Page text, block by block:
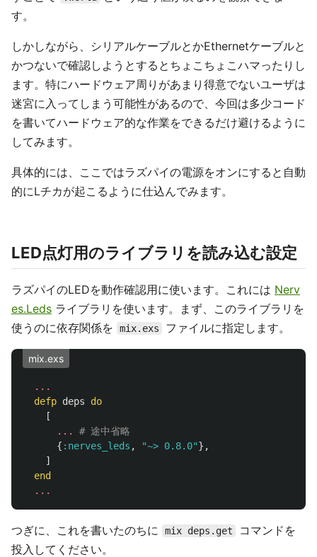
す。
しかしながら、シリアルケーブルとかEthernetケーブルと
かつないで確認しようとするとちょこちょこハマったりし
ます。特にハードウェア周りがあまり得意でないユーザは
迷宮に入ってしまう可能性があるので、今回は多少コード
を書いてハードウェア的な作業をできるだけ避けるように
してみます。
具体的には、ここではラズパイの電源をオンにすると自動
的にLチカが起こるように仕込んでみます。
LED点灯用のライブラリを読み込む設定
ラズパイのLEDを動作確認用に使います。これには Nerv
es.Leds ライブラリを使います。まず、このライブラリを
使うのに依存関係を
mix.exs ファイルに指定します。
mix.exs
...
defp deps
do
[
...
# 途中省略
{ :nerves_leds , "~> 0.8.0"},
]
end
...
つぎに、これを書いたのちに mix deps.get
コマンドを
投入してください。